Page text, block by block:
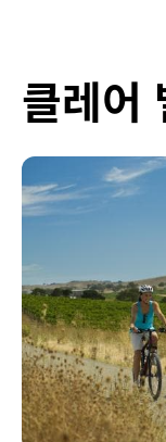
클레어